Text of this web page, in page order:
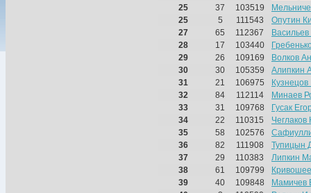
25
37 103519
25
5 111543
Опутин
27
65 112367
28
17 103440
29
26 109169
Волков
30
30 105359
Алипкин
31
21 106975
32
84 112114
Минаев
33
31 109768
Гусак
34
22 110315
Чеглаков
35
58 102576
36
82 111908
Тупицын
37
29 110383
Липкин
38
61 109799
39
40 109848
Мамичев